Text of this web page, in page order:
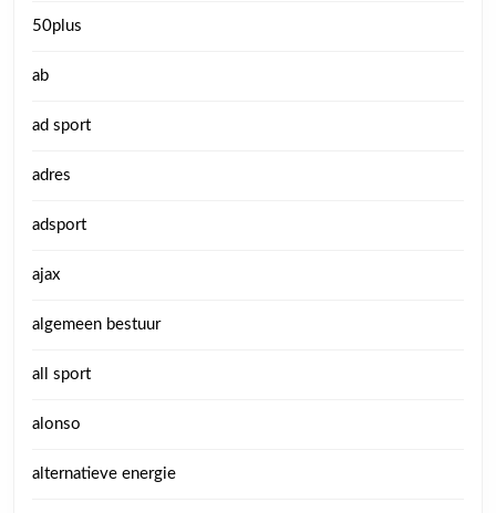
50plus
ab
ad sport
adres
adsport
ajax
algemeen bestuur
all sport
alonso
alternatieve energie